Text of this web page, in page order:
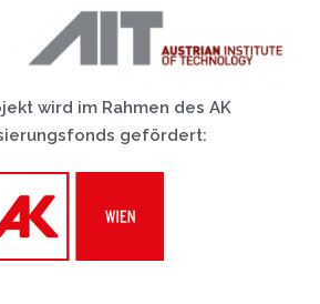
wird im Rahmen des AK
gefördert: